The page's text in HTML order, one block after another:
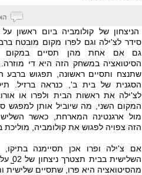
הניצחון של קולומביה ביום ראשון על
סידר לצ'ילה וגם לפרו מקום מובטח
גם אם אחת מהן תסיים במקום
הסיטואציה במשחק הזה היא די
שתנצח ותסיים ראשונה, תפגוש ברבע
לצ'ילה את ראשות הבית ולפרו או
המקום השני, מה שיוביל אותן למפגש
מול ארגנטינה המארחת, כאשר
הזה צפויה לפגוש את קולומביה, מוליכת
אם צ'ילה ופרו אכן תסיימנה בתיקו,
מהסיטואציה היא פרו, שתסיים שלישית